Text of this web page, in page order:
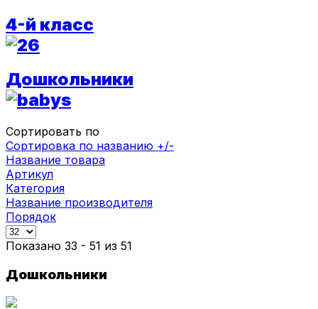
4-й класс
Дошкольники
Сортировать по
Сортировка по названию +/-
Название товара
Артикул
Категория
Название производителя
Порядок
Показано 33 - 51 из 51
Дошкольники